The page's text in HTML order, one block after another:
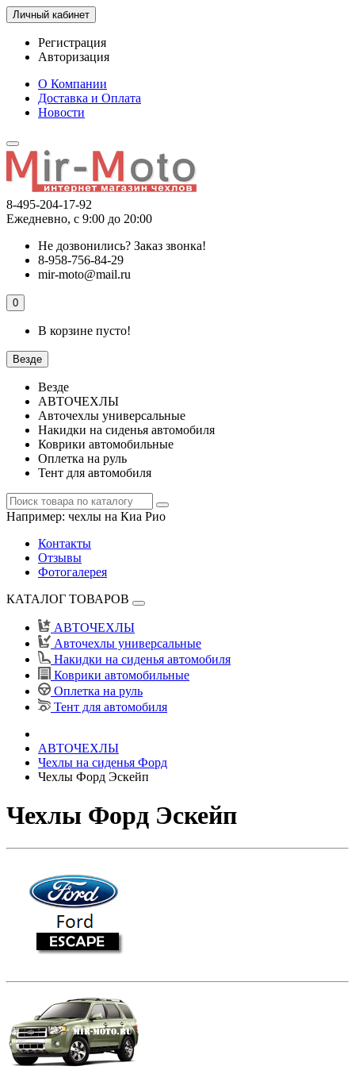
Личный кабинет
Регистрация
Авторизация
О Компании
Доставка и Оплата
Новости
8-495-204-17-92
Ежедневно, с 9:00 до 20:00
Не дозвонились? Заказ звонка!
8-958-756-84-29
mir-moto@mail.ru
0
В корзине пусто!
Везде
Везде
АВТОЧЕХЛЫ
Авточехлы универсальные
Накидки на сиденья автомобиля
Коврики автомобильные
Оплетка на руль
Тент для автомобиля
Например: чехлы на Киа Рио
Контакты
Отзывы
Фотогалерея
КАТАЛОГ ТОВАРОВ
АВТОЧЕХЛЫ
Авточехлы универсальные
Накидки на сиденья автомобиля
Коврики автомобильные
Оплетка на руль
Тент для автомобиля
АВТОЧЕХЛЫ
Чехлы на сиденья Форд
Чехлы Форд Эскейп
Чехлы Форд Эскейп